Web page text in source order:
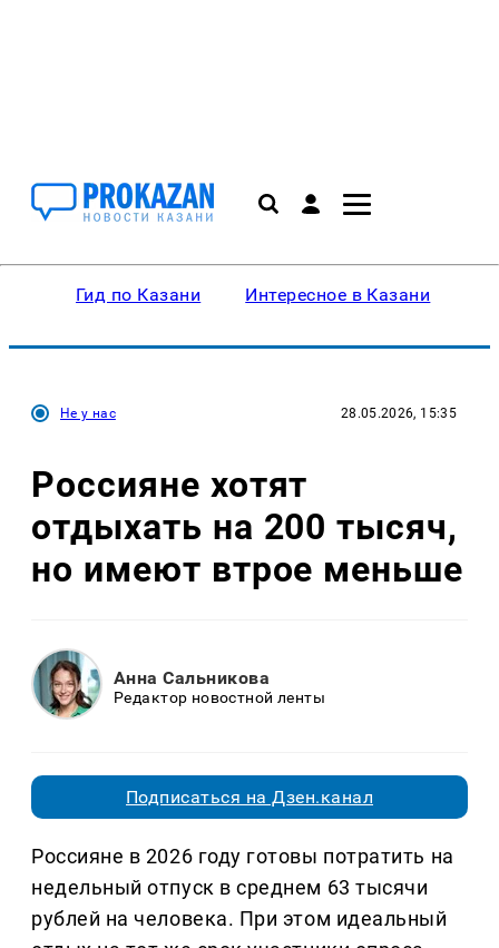
Гид по Казани Интересное в Казани
Не у нас 28.05.2026, 15:35
Россияне хотят
отдыхать на 200 тысяч,
но имеют втрое меньше
Анна Сальникова
Редактор новостной ленты
Подписаться на Дзен.канал
Россияне в 2026 году готовы потратить на
недельный отпуск в среднем 63 тысячи
рублей на человека. При этом идеальный